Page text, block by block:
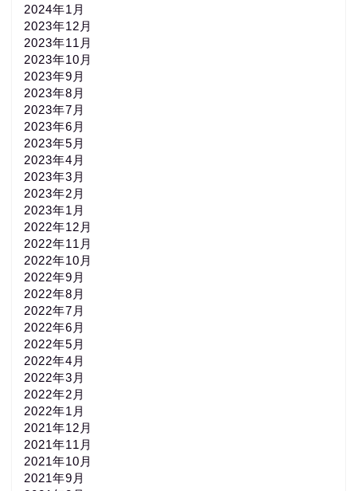
2024年1月
2023年12月
2023年11月
2023年10月
2023年9月
2023年8月
2023年7月
2023年6月
2023年5月
2023年4月
2023年3月
2023年2月
2023年1月
2022年12月
2022年11月
2022年10月
2022年9月
2022年8月
2022年7月
2022年6月
2022年5月
2022年4月
2022年3月
2022年2月
2022年1月
2021年12月
2021年11月
2021年10月
2021年9月